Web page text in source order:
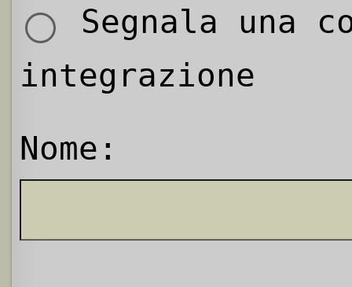
Segnala una
integrazione
Nome: